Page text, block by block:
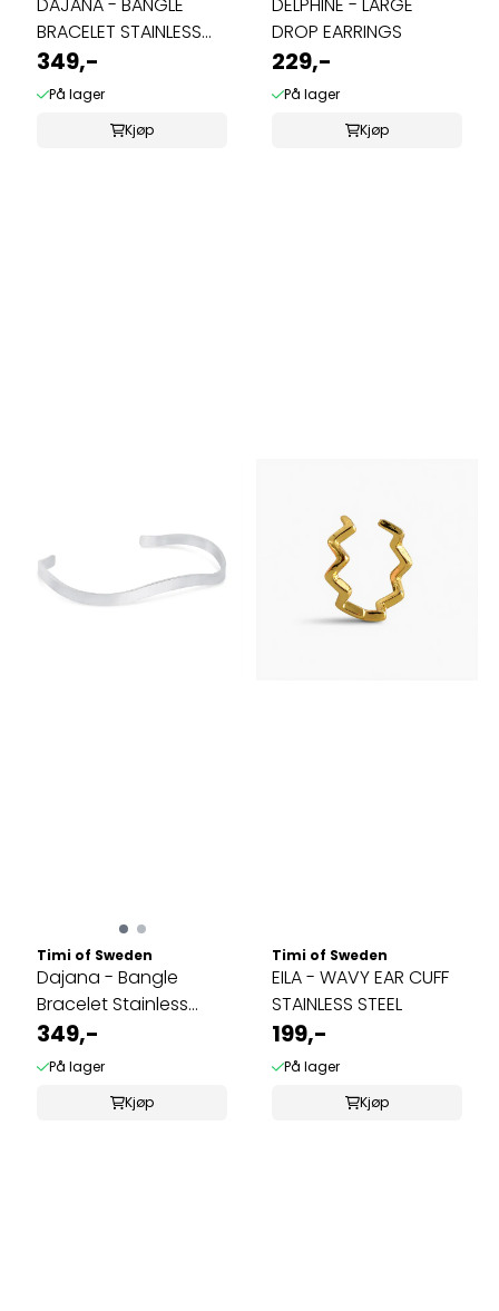
BRACELET STAINLESS
STEEL GOLD
349,-
På lager
Kjøp
DROP EARRINGS
229,-
På lager
Kjøp
Timi of Sweden
Dajana - Bangle
Bracelet Stainless
Steel - Silver
349,-
På lager
Kjøp
Timi of Sweden
EILA - WAVY EAR CUFF
STAINLESS STEEL
199,-
På lager
Kjøp